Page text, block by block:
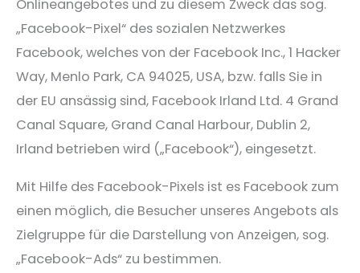
Onlineangebotes und zu diesem Zweck das sog.
„Facebook-Pixel“ des sozialen Netzwerkes
Facebook, welches von der Facebook Inc., 1 Hacker
Way, Menlo Park, CA 94025, USA, bzw. falls Sie in
der EU ansässig sind, Facebook Irland Ltd. 4 Grand
Canal Square, Grand Canal Harbour, Dublin 2,
Irland betrieben wird („Facebook“), eingesetzt.
Mit Hilfe des Facebook-Pixels ist es Facebook zum
einen möglich, die Besucher unseres Angebots als
Zielgruppe für die Darstellung von Anzeigen, sog.
„Facebook-Ads“ zu bestimmen.